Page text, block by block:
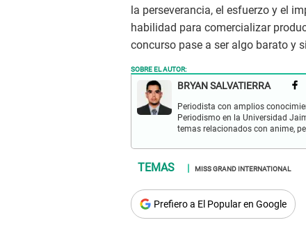
la perseverancia, el esfuerzo y el
habilidad para comercializar
concurso pase a ser algo barato y
SOBRE EL AUTOR:
BRYAN SALVATIERRA
Periodista con amplios
Periodismo en la Universidad
temas relacionados con anime,
MISS GRAND INTERNATIONAL
Prefiero a El Popular en Google